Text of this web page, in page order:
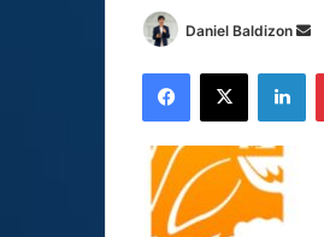
Daniel Baldizon
Facebook
X